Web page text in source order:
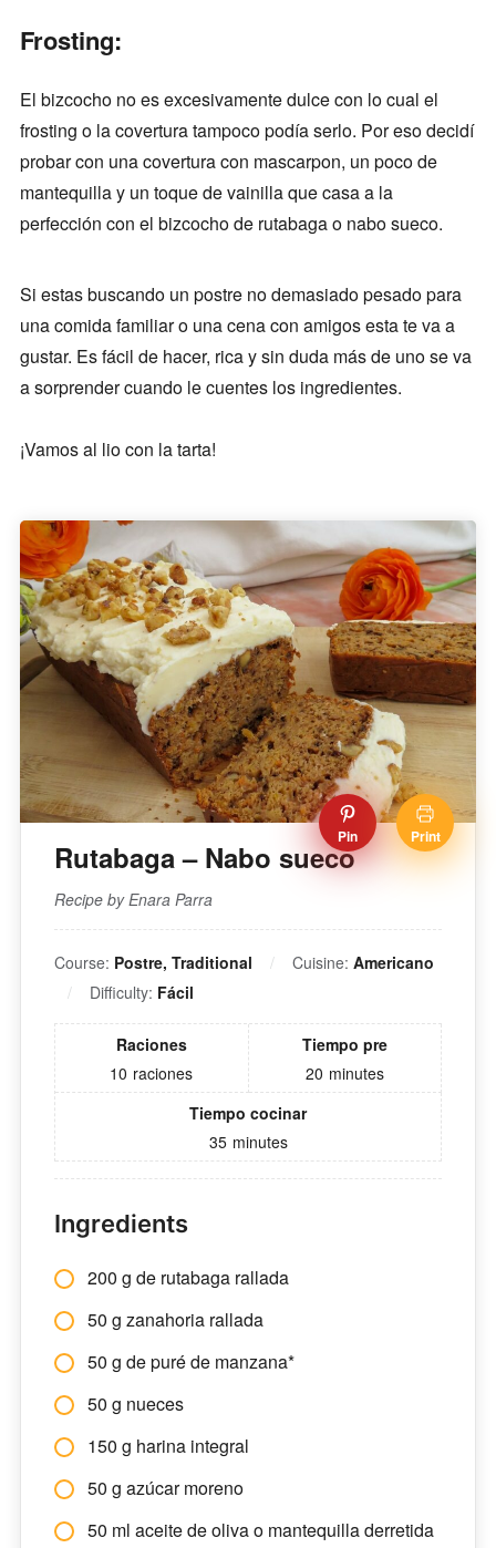
Frosting:
El bizcocho no es excesivamente dulce con lo cual el
frosting o la covertura tampoco podía serlo. Por eso decidí
probar con una covertura con mascarpon, un poco de
mantequilla y un toque de vainilla que casa a la
perfección con el bizcocho de rutabaga o nabo sueco.
Si estas buscando un postre no demasiado pesado para
una comida familiar o una cena con amigos esta te va a
gustar. Es fácil de hacer, rica y sin duda más de uno se va
a sorprender cuando le cuentes los ingredientes.
¡Vamos al lio con la tarta!
Pin Print
Rutabaga – Nabo sueco
Recipe by Enara Parra
Course: Postre, Traditional Cuisine: Americano
Difficulty: Fácil
Raciones
10 raciones
Tiempo pre
20 minutes
Tiempo cocinar
35 minutes
Ingredients
200 g de rutabaga rallada
50 g zanahoria rallada
50 g de puré de manzana*
50 g nueces
150 g harina integral
50 g azúcar moreno
50 ml aceite de oliva o mantequilla derretida